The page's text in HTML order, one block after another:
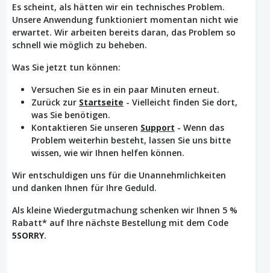
Es scheint, als hätten wir ein technisches Problem.
Unsere Anwendung funktioniert momentan nicht wie
erwartet. Wir arbeiten bereits daran, das Problem so
schnell wie möglich zu beheben.
Was Sie jetzt tun können:
Versuchen Sie es in ein paar Minuten erneut.
Zurück zur Startseite - Vielleicht finden Sie dort,
was Sie benötigen.
Kontaktieren Sie unseren Support - Wenn das
Problem weiterhin besteht, lassen Sie uns bitte
wissen, wie wir Ihnen helfen können.
Wir entschuldigen uns für die Unannehmlichkeiten
und danken Ihnen für Ihre Geduld.
Als kleine Wiedergutmachung schenken wir Ihnen 5 %
Rabatt* auf Ihre nächste Bestellung mit dem Code
5SORRY.